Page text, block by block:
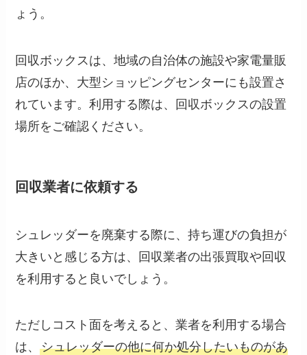
ょう。
回収ボックスは、地域の自治体の施設や家電量販
店のほか、大型ショッピングセンターにも設置さ
れています。利用する際は、回収ボックスの設置
場所をご確認ください。
回収業者に依頼する
シュレッダーを廃棄する際に、持ち運びの負担が
大きいと感じる方は、回収業者の出張買取や回収
を利用すると良いでしょう。
ただしコスト面を考えると、業者を利用する場合
は、シュレッダーの他に何か処分したいものがあ